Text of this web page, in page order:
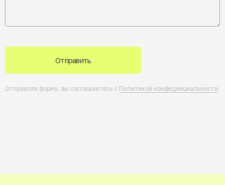
Отправить
Отправляя форму, вы соглашаетесь с Политикой конфиденциальности.